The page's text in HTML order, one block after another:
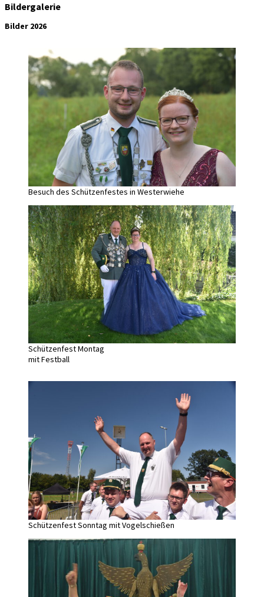
Bildergalerie
Bilder 2026
Besuch des Schützenfestes in Westerwiehe
Schützenfest Montag
mit Festball
Schützenfest Sonntag mit Vogelschießen